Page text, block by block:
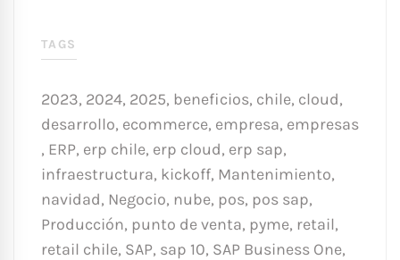
TAGS
2023, 2024, 2025, beneficios, chile, cloud,
desarrollo, ecommerce, empresa, empresas
, ERP, erp chile, erp cloud, erp sap,
infraestructura, kickoff, Mantenimiento,
navidad, Negocio, nube, pos, pos sap,
Producción, punto de venta, pyme, retail,
retail chile, SAP, sap 10, SAP Business One,